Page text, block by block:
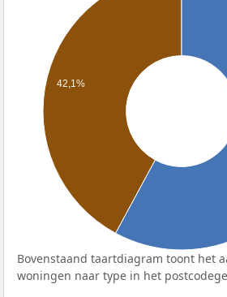
42,1%
Bovenstaand taartdiagram toont het
woningen naar type in het